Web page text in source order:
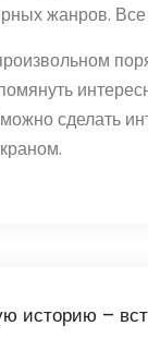
жанров.
сделать
историю –